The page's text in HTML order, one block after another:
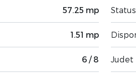
57.25 mp
1.51 mp
6 / 8 Judet